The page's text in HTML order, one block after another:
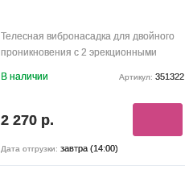
Телесная вибронасадка для двойного
проникновения с 2 эрекционными
В наличии Артикул: 351322
2 270 р.
Дата отгрузки: завтра (14:00)